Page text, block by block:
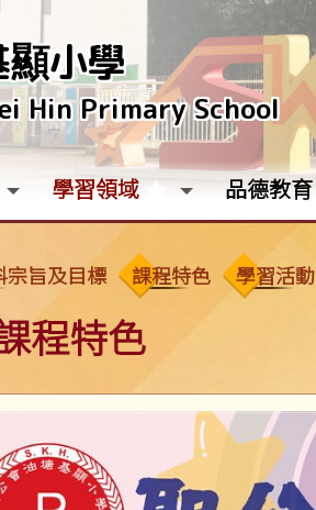
小學
Hin Primary School
學習領域 品德教育
宗旨及目標 課程特色 學習活動
程特色